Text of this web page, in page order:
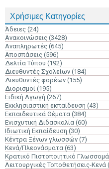
Χρήσιμες Κατηγορίες
Άδειες (24)
Ανακοινώσεις (3428)
Αναπληρωτές (645)
Αποσπάσεις (596)
Δελτία Τύπου (192)
Διευθυντές Σχολείων (184)
Διευθυντές φορέων (155)
Διορισμοί (195)
Ειδική Αγωγή (267)
Εκκλησιαστική εκπαίδευση (43)
Εκπαιδευτικά Θέματα (384)
Ενισχυτική Διδασκαλία (60)
Ιδιωτική Εκπαίδευση (30)
Κέντρα Ξένων γλωσσών (7)
Κενά/Πλεονάσματα (63)
Κρατικό Πιστοποιητικό
Λειτουργικές Τοποθετήσεις-Κενά